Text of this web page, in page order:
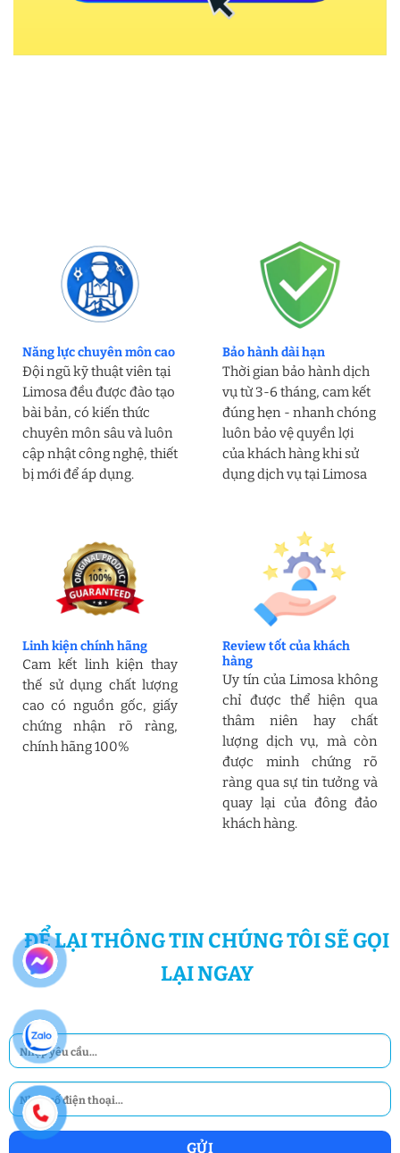
Năng lực chuyên môn cao
Đội ngũ kỹ thuật viên tại
Limosa đều được đào tạo
bài bản, có kiến thức
chuyên môn sâu và luôn
cập nhật công nghệ, thiết
bị mới để áp dụng.
Bảo hành dài hạn
Thời gian bảo hành dịch
vụ từ 3-6 tháng, cam kết
đúng hẹn - nhanh chóng
luôn bảo vệ quyền lợi
của khách hàng khi sử
dụng dịch vụ tại Limosa
Linh kiện chính hãng
Cam kết linh kiện thay
thế sử dụng chất lượng
cao có nguồn gốc, giấy
chứng nhận rõ ràng,
chính hãng 100%
Review tốt của khách
hàng
Uy tín của Limosa không
chỉ được thể hiện qua
thâm niên hay chất
lượng dịch vụ, mà còn
được minh chứng rõ
ràng qua sự tin tưởng và
quay lại của đông đảo
khách hàng.
ĐỂ LẠI THÔNG TIN CHÚNG TÔI SẼ GỌI
LẠI NGAY